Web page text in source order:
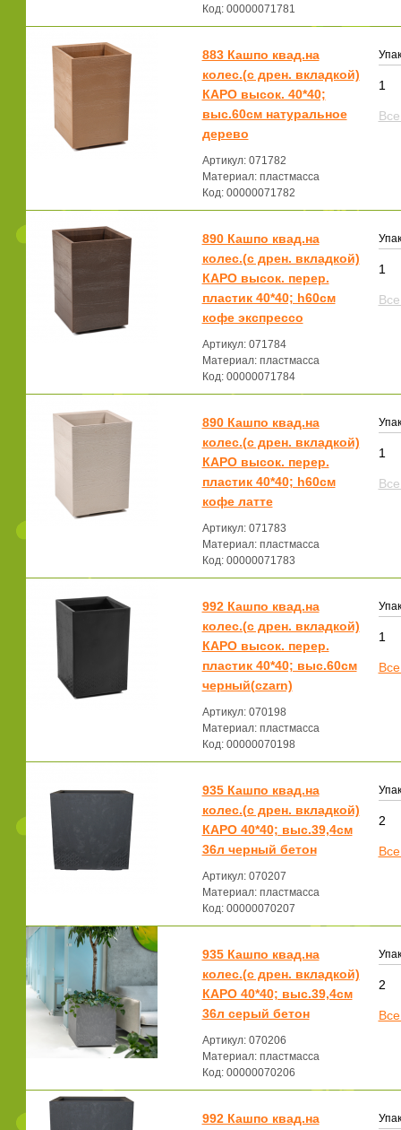
Код: 00000071781
883 Кашпо квад.на
колес.(с дрен. вкладкой)
КАРО высок. 40*40;
выс.60см натуральное
дерево
Артикул: 071782
Материал: пластмасса
Код: 00000071782
1
890 Кашпо квад.на
колес.(с дрен. вкладкой)
КАРО высок. перер.
пластик 40*40; h60см
кофе экспрессо
Артикул: 071784
Материал: пластмасса
Код: 00000071784
1
890 Кашпо квад.на
колес.(с дрен. вкладкой)
КАРО высок. перер.
пластик 40*40; h60см
кофе латте
Артикул: 071783
Материал: пластмасса
Код: 00000071783
1
992 Кашпо квад.на
колес.(с дрен. вкладкой)
КАРО высок. перер.
пластик 40*40; выс.60см
черный(czarn)
Артикул: 070198
Материал: пластмасса
Код: 00000070198
1
935 Кашпо квад.на
колес.(с дрен. вкладкой)
КАРО 40*40; выс.39,4см
36л черный бетон
Артикул: 070207
Материал: пластмасса
Код: 00000070207
2
935 Кашпо квад.на
колес.(с дрен. вкладкой)
КАРО 40*40; выс.39,4см
36л серый бетон
Артикул: 070206
Материал: пластмасса
Код: 00000070206
2
992 Кашпо квад.на